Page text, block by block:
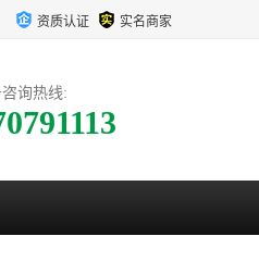
资质认证 实名商家
询热线: